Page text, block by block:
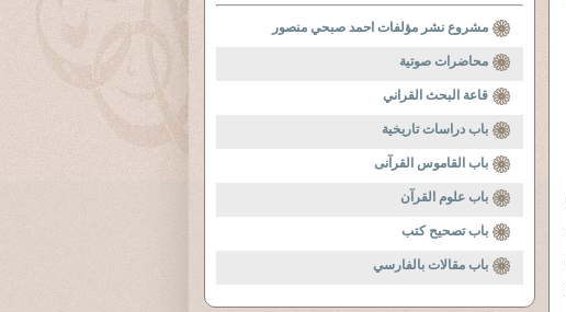
مشروع نشر مؤلفات احمد صبحي منصور
محاضرات صوتية
قاعة البحث القراني
باب دراسات تاريخية
باب القاموس القرآنى
باب علوم القرآن
باب تصحيح كتب
باب مقالات بالفارسي